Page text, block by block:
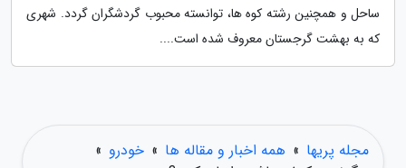
ساحل و همچنین رشته کوه ها، توانسته محبوب گردشگران گردد. شهری
که به بهشت گرجستان معروف شده است....
مجله پریها » همه اخبار و مقاله ها » خودرو »